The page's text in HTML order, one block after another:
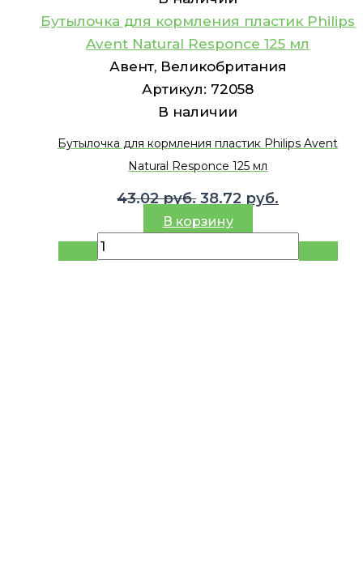
Бутылочка для кормления пластик Philips
Avent Natural Responce 125 мл
Авент, Великобритания
Артикул: 72058
В наличии
Бутылочка для кормления пластик Philips Avent
Natural Responce 125 мл
43.02руб. Первоначальная
цена
43.02 руб..
38.72 руб.
38.72 руб..
В корзину